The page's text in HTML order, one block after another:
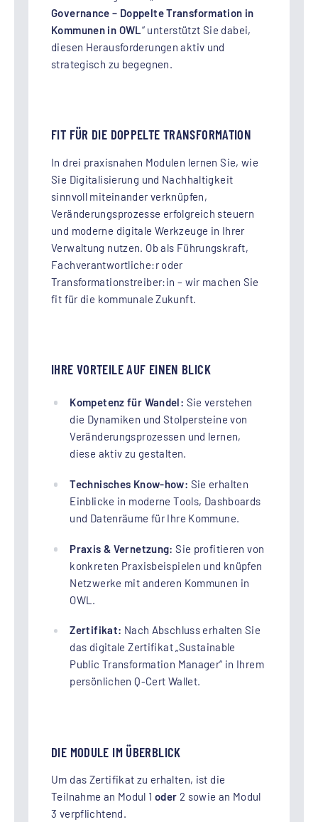
Governance – Doppelte Transformation in
Kommunen in OWL “ unterstützt Sie dabei,
diesen Herausforderungen aktiv und
strategisch zu begegnen.
FIT FÜR DIE DOPPELTE TRANSFORMATION
In drei praxisnahen Modulen lernen Sie, wie
Sie Digitalisierung und Nachhaltigkeit
sinnvoll miteinander verknüpfen,
Veränderungsprozesse erfolgreich steuern
und moderne digitale Werkzeuge in Ihrer
Verwaltung nutzen. Ob als Führungskraft,
Fachverantwortliche:r oder
Transformationstreiber:in – wir machen Sie
fit für die kommunale Zukunft.
IHRE VORTEILE AUF EINEN BLICK
Kompetenz für Wandel: Sie verstehen
die Dynamiken und Stolpersteine von
Veränderungsprozessen und lernen,
diese aktiv zu gestalten.
Technisches Know-how: Sie erhalten
Einblicke in moderne Tools, Dashboards
und Datenräume für Ihre Kommune.
Praxis & Vernetzung:Sie profitieren von
konkreten Praxisbeispielen und knüpfen
Netzwerke mit anderen Kommunen in
OWL.
Zertifikat: Nach Abschluss erhalten Sie
das digitale Zertifikat „Sustainable
Public Transformation Manager“ in Ihrem
persönlichen Q-Cert Wallet.
DIE MODULE IM ÜBERBLICK
Um das Zertifikat zu erhalten, ist die
Teilnahme an Modul 1 oder 2 sowie an Modul
3 verpflichtend.